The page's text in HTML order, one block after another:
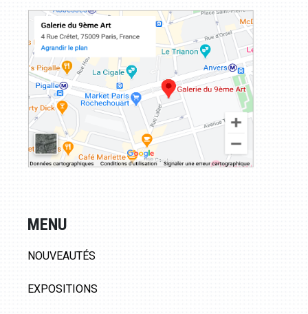
MENU
NOUVEAUTÉS
EXPOSITIONS